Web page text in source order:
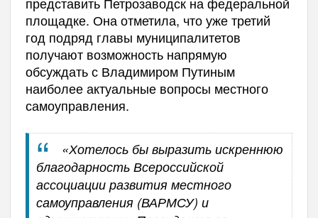
площадке. Она отметила, что уже третий
год подряд главы муниципалитетов
получают возможность напрямую
обсуждать с Владимиром Путиным
наиболее актуальные вопросы местного
самоуправления.
«Хотелось бы выразить искреннюю
благодарность Всероссийской
ассоциации развития местного
самоуправления (ВАРМСУ) и